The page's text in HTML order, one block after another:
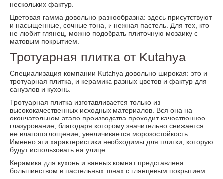
нескольких фактур.
Цветовая гамма довольно разнообразна: здесь присутствуют
и насыщенные, сочные тона, и нежная пастель. Для тех, кто
не любит глянец, можно подобрать плиточную мозаику с
матовым покрытием.
Тротуарная плитка от Kutahya
Специализация компании Kutahya довольно широкая: это и
тротуарная плитка, и керамика разных цветов и фактур для
санузлов и кухонь.
Тротуарная плитка изготавливается только из
высококачественных исходных материалов. Вся она на
окончательном этапе производства проходит качественное
глазурование, благодаря которому значительно снижается
ее влагопоглощение, увеличивается морозостойкость.
Именно эти характеристики необходимы для плитки, которую
будут использовать на улице.
Керамика для кухонь и ванных комнат представлена
большинством в пастельных тонах с глянцевым покрытием.